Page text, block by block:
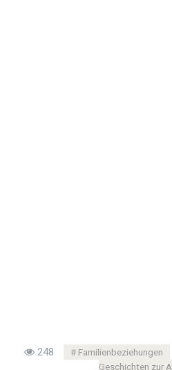
248 Familienbeziehungen
Geschichten zur